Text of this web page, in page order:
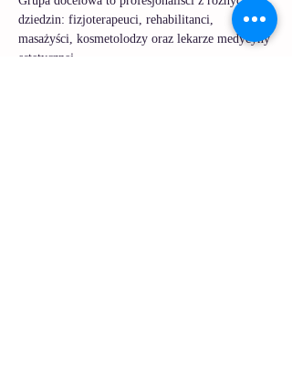
dziedzin: fizjoterapeuci, rehabilitanci,
masażyści, kosmetolodzy oraz lekarze medycyny
estetycznej.